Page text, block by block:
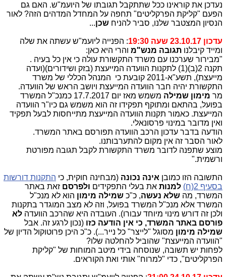
נעדכן את קוראינו ככל שתתקבל תגובתו של היועמ"ש. האם גם
הפעם "קליקת הפרקליטים" תחפה על המחדל המדהים הזה? לאור
הנסיון המצטבר שלנו, סביר להניח שכן...
עדכון 23.10.17 שעה 19:30
: הפנייה ליועמ"ש עשתה את שלה
ומייד קיבלנו תגובה מנש"מ והרי היא כאן:
"מבירור שערכנו עם משרד התקשורת עולה כי אין כל בעיה .
תקנה 2(ב)(1) לתקנות הוועדה המייעצת (בזק ושידורים)(ועדה
מייעצת), תשע"א-2011 קובעת כי המנהל הכללי של משרד
התקשורת יהיה חבר הוועדה המייעצת ויושב הראש של הוועדה.
מר מימון שמילה
משמש מאז יום 17.7.2017 כמנכ"ל המשרד
בפועל, בהתאם ומתוקף תפקידו זה הוא משמש גם כיו"ר הוועדה
המייעצת. כאמור תקנות הוועדה המייעצת מתייחסות לבעל תפקיד
ואין מדובר במינוי פרסונאלי.
הודעה בדבר עדכון הרכב הוועדה תפורסם באתר המשרד.
לאור הסבר זה אין מקום להתערבותנו.
מוצע שתפנה לדובר משרד התקשורת לקבל תגובה מפורטת
ורשמית."
התשובה הזו כמובן אינה נכונה (מבחינה חוקית, כי התקנות דורשות
בסעיף 2(ח)
למנות את בעלי התפקידים ולפרסם זאת באתר
המשרד, מה שלא נעשה, כ"כ שמילה מימון הוא לא מנכ"ל
המשרד אלא מנכ"ל המשרד בפועל, וזה לא מצב המוגדר בתקנות
ולכן זה דורש מינוי מיוחד עבורו). העובדה היא שהרכב הוועדה לא
פורסם באתר המשרד, כי אין הודעה כזו (נכון לרגע זה. אבל
שמילה מימון מסוגל "לייצר" כל נייר...). כ"כ היכן פרוטוקול הדיון של
"הוועדה המייעצת" שהוביל להחלטה שלו?
לפחות יש תשובה, שנוסחה בידי מיטב המוחות של "קליקת
הפרקליטים", כדי "למרוח" אותי ואת הקוראים.